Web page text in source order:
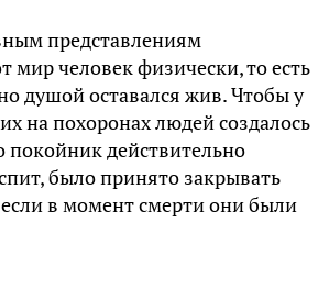
представлениям
мир человек физически, то есть
душой оставался жив. Чтобы у
на похоронах людей создалось
покойник действительно
было принято закрывать
в момент смерти они были